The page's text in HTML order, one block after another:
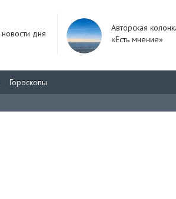
дня
Авторская
«Есть мнение»
Гороскопы